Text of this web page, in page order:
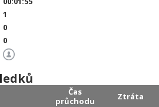
1
0
0
Čas
průchodu
Ztráta